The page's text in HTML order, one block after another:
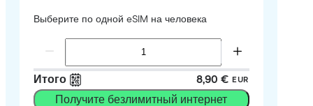
Выберите по одной eSIM на человека
Итого 8,90 € EUR
Получите безлимитный интернет